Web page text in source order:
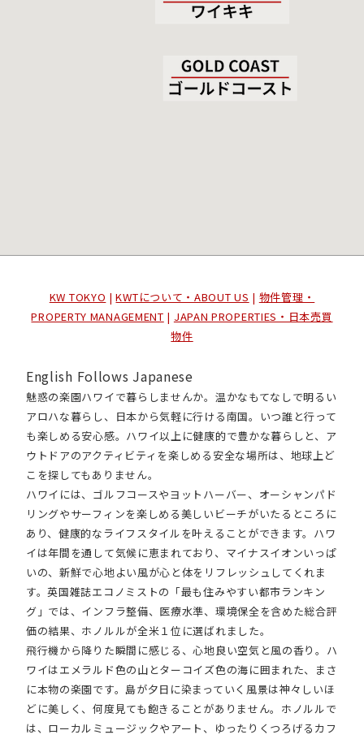
KW TOKYO |KWTについて・ABOUT US | 物件管理・
PROPERTY MANAGEMENT | JAPAN PROPERTIES・日本売買
物件
English Follows Japanese
魅惑の楽園ハワイで暮らしませんか。温かなもてなしで明るい
アロハな暮らし、日本から気軽に行ける南国。いつ誰と行って
も楽しめる安心感。ハワイ以上に健康的で豊かな暮らしと、ア
ウトドアのアクティビティを楽しめる安全な場所は、地球上ど
こを探してもありません。
ハワイには、ゴルフコースやヨットハーバー、オーシャンパド
リングやサーフィンを楽しめる美しいビーチがいたるところに
あり、健康的なライフスタイルを叶えることができます。ハワ
イは年間を通して気候に恵まれており、マイナスイオンいっぱ
いの、新鮮で心地よい風が心と体をリフレッシュしてくれま
す。英国雑誌エコノミストの「最も住みやすい都市ランキン
グ」では、インフラ整備、医療水準、環境保全を含めた総合評
価の結果、ホノルルが全米１位に選ばれました。
飛行機から降りた瞬間に感じる、心地良い空気と風の香り。ハ
ワイはエメラルド色の山とターコイズ色の海に囲まれた、まさ
に本物の楽園です。島が夕日に染まっていく風景は神々しいほ
どに美しく、何度見ても飽きることがありません。ホノルルで
は、ローカルミュージックやアート、ゆったりくつろげるカフ